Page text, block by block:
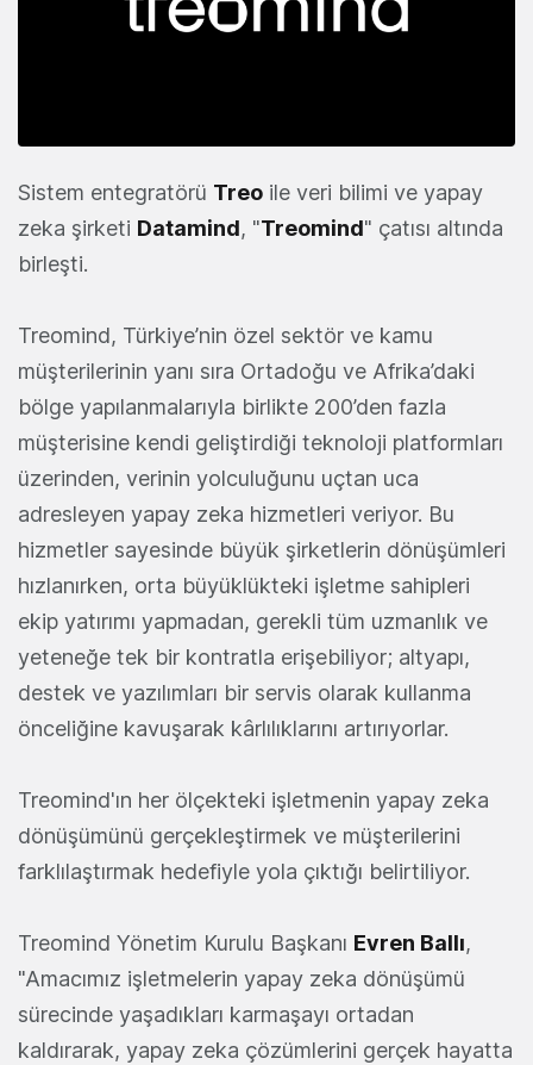
Sistem entegratörü Treo ile veri bilimi ve yapay
zeka şirketi Datamind, "Treomind" çatısı altında
birleşti.
Treomind, Türkiye’nin özel sektör ve kamu
müşterilerinin yanı sıra Ortadoğu ve Afrika’daki
bölge yapılanmalarıyla birlikte 200’den fazla
müşterisine kendi geliştirdiği teknoloji platformları
üzerinden, verinin yolculuğunu uçtan uca
adresleyen yapay zeka hizmetleri veriyor. Bu
hizmetler sayesinde büyük şirketlerin dönüşümleri
hızlanırken, orta büyüklükteki işletme sahipleri
ekip yatırımı yapmadan, gerekli tüm uzmanlık ve
yeteneğe tek bir kontratla erişebiliyor; altyapı,
destek ve yazılımları bir servis olarak kullanma
önceliğine kavuşarak kârlılıklarını artırıyorlar.
Treomind'ın her ölçekteki işletmenin yapay zeka
dönüşümünü gerçekleştirmek ve müşterilerini
farklılaştırmak hedefiyle yola çıktığı belirtiliyor.
Treomind Yönetim Kurulu Başkanı Evren Ballı,
"Amacımız işletmelerin yapay zeka dönüşümü
sürecinde yaşadıkları karmaşayı ortadan
kaldırarak, yapay zeka çözümlerini gerçek hayatta